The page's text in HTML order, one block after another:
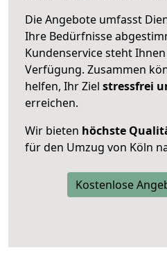
Die Angebote umfasst
Ihre Bedürfnisse
Kundenservice steht
Verfügung. Zusammen
helfen, Ihr Ziel stressfrei
erreichen.
Wir bieten höchste
für den Umzug von Köln
Kostenlose